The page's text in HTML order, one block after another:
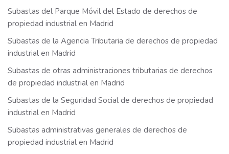
Subastas del Parque Móvil del Estado de derechos de
propiedad industrial en Madrid
Subastas de la Agencia Tributaria de derechos de propiedad
industrial en Madrid
Subastas de otras administraciones tributarias de derechos
de propiedad industrial en Madrid
Subastas de la Seguridad Social de derechos de propiedad
industrial en Madrid
Subastas administrativas generales de derechos de
propiedad industrial en Madrid